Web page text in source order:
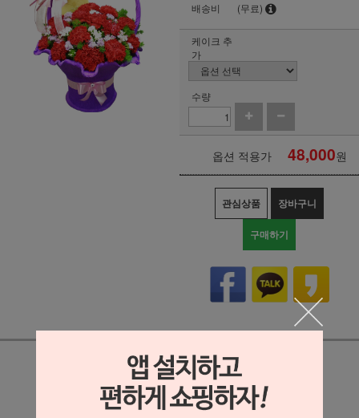
배송비
(무료)
케이크 추
가
수량
옵션 적용가 48,000원
관심상품 장바구니
구매하기
상세정보 새창 열기